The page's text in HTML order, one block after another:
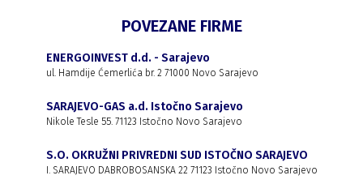
POVEZANE FIRME
ENERGOINVEST d.d. - Sarajevo
ul. Hamdije Ćemerlića br. 2 71000 Novo Sarajevo
SARAJEVO-GAS a.d. Istočno Sarajevo
Nikole Tesle 55. 71123 Istočno Novo Sarajevo
S.O. OKRUŽNI PRIVREDNI SUD ISTOČNO SARAJEVO
I. SARAJEVO DABROBOSANSKA 22 71123 Istočno Novo Sarajevo